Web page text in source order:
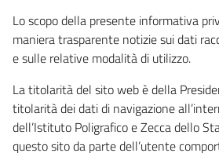
Lo scopo della presente informativa
maniera trasparente notizie sui dati
e sulle relative modalità di utilizzo.
La titolarità del sito web è della
titolarità dei dati di navigazione
dell’Istituto Poligrafico e Zecca dello
questo sito da parte dell’utente